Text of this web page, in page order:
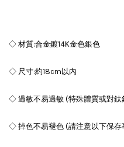
◇ 材質:合金鍍14K金色銀色
◇ 尺寸:約18cm以內
◇ 過敏不易過敏 (特殊體質或對鈦
◇ 掉色不易褪色 (請注意以下保存